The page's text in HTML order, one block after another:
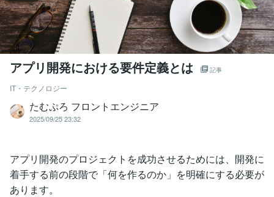
アプリ開発における要件定義とは 記事
IT・テクノロジー
たむぷろ フロントエンジニア
2025/09/25 23:32
アプリ開発のプロジェクトを成功させるためには、開発に
着手する前の段階で「何を作るのか」を明確にする必要が
あります。